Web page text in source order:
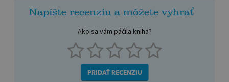
Napíšte recenziu a môžete vyhrať
Ako sa vám páčila kniha?
PRIDAŤ RECENZIU